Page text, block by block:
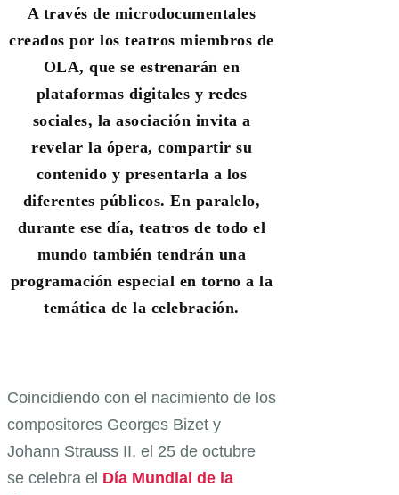
A través de microdocumentales
creados por los teatros miembros de
OLA, que se estrenarán en
plataformas digitales y redes
sociales, la asociación invita a
revelar la ópera, compartir su
contenido y presentarla a los
diferentes públicos. En paralelo,
durante ese día, teatros de todo el
mundo también tendrán una
programación especial en torno a la
temática de la celebración.
Coincidiendo con el nacimiento de los
compositores Georges Bizet y
Johann Strauss II, el 25 de octubre
se celebra el Día Mundial de la